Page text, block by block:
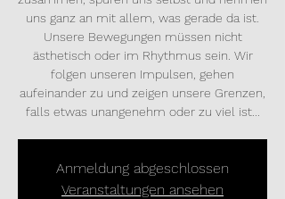
uns ganz an mit allem, was gerade da ist.
Unsere Bewegungen müssen nicht
ästhetisch oder im Rhythmus sein. Wir
folgen unseren Impulsen, gehen
aufeinander zu und zeigen unsere Grenzen,
falls etwas unangenehm oder zu viel ist...
Anmeldung abgeschlossen
Veranstaltungen ansehen